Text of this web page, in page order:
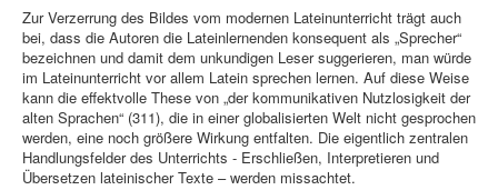
Zur Verzerrung des Bildes vom modernen Lateinunterricht trägt auch
bei, dass die Autoren die Lateinlernenden konsequent als „Sprecher“
bezeichnen und damit dem unkundigen Leser suggerieren, man würde
im Lateinunterricht vor allem Latein sprechen lernen. Auf diese Weise
kann die effektvolle These von „der kommunikativen Nutzlosigkeit der
alten Sprachen“ (311), die in einer globalisierten Welt nicht gesprochen
werden, eine noch größere Wirkung entfalten. Die eigentlich zentralen
Handlungsfelder des Unterrichts - Erschließen, Interpretieren und
Übersetzen lateinischer Texte – werden missachtet.